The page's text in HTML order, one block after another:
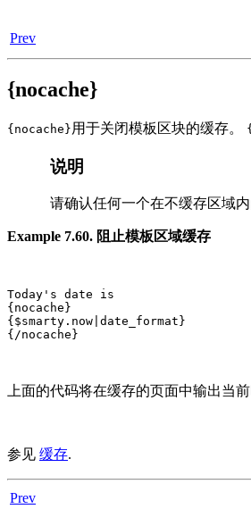
Prev
{nocache}
{nocache} 用于关闭模板区块的缓存。
说明
请确认任何一个在不缓存区域
Example 7.60. 阻止模板区域缓存
Today's date is
{nocache}
{$smarty.now|date_format}
{/nocache}
上面的代码将在缓存的页面中输出当前
参见 缓存.
Prev